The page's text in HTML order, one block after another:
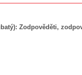
Zodpověděti,